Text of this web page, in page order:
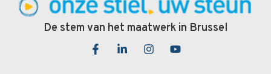
De stem van het maatwerk in Brussel